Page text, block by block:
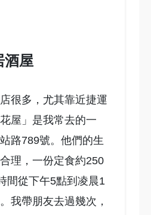
酒屋
很多，尤其靠近捷運
屋」是我常去的一
路789號。他們的生
理，一份定食約250
間從下午5點到凌晨1
我帶朋友去過幾次，